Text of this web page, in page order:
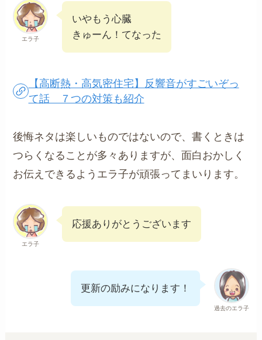
エラ子
いやもう心臓
きゅーん！てなった
【高断熱・高気密住宅】反響音がすごいぞっ
て話 ７つの対策も紹介
後悔ネタは楽しいものではないので、書くときは
つらくなることが多々ありますが、面白おかしく
お伝えできるようエラ子が頑張ってまいります。
エラ子
応援ありがとうございます
過去のエラ子
更新の励みになります！